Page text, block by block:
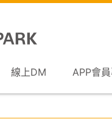
線上DM APP會